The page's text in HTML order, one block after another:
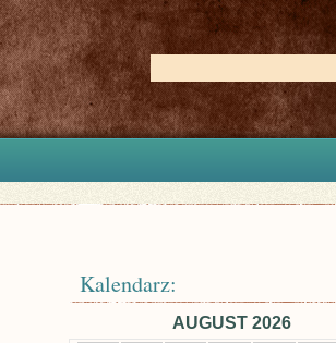
Kalendarz:
AUGUST 2026